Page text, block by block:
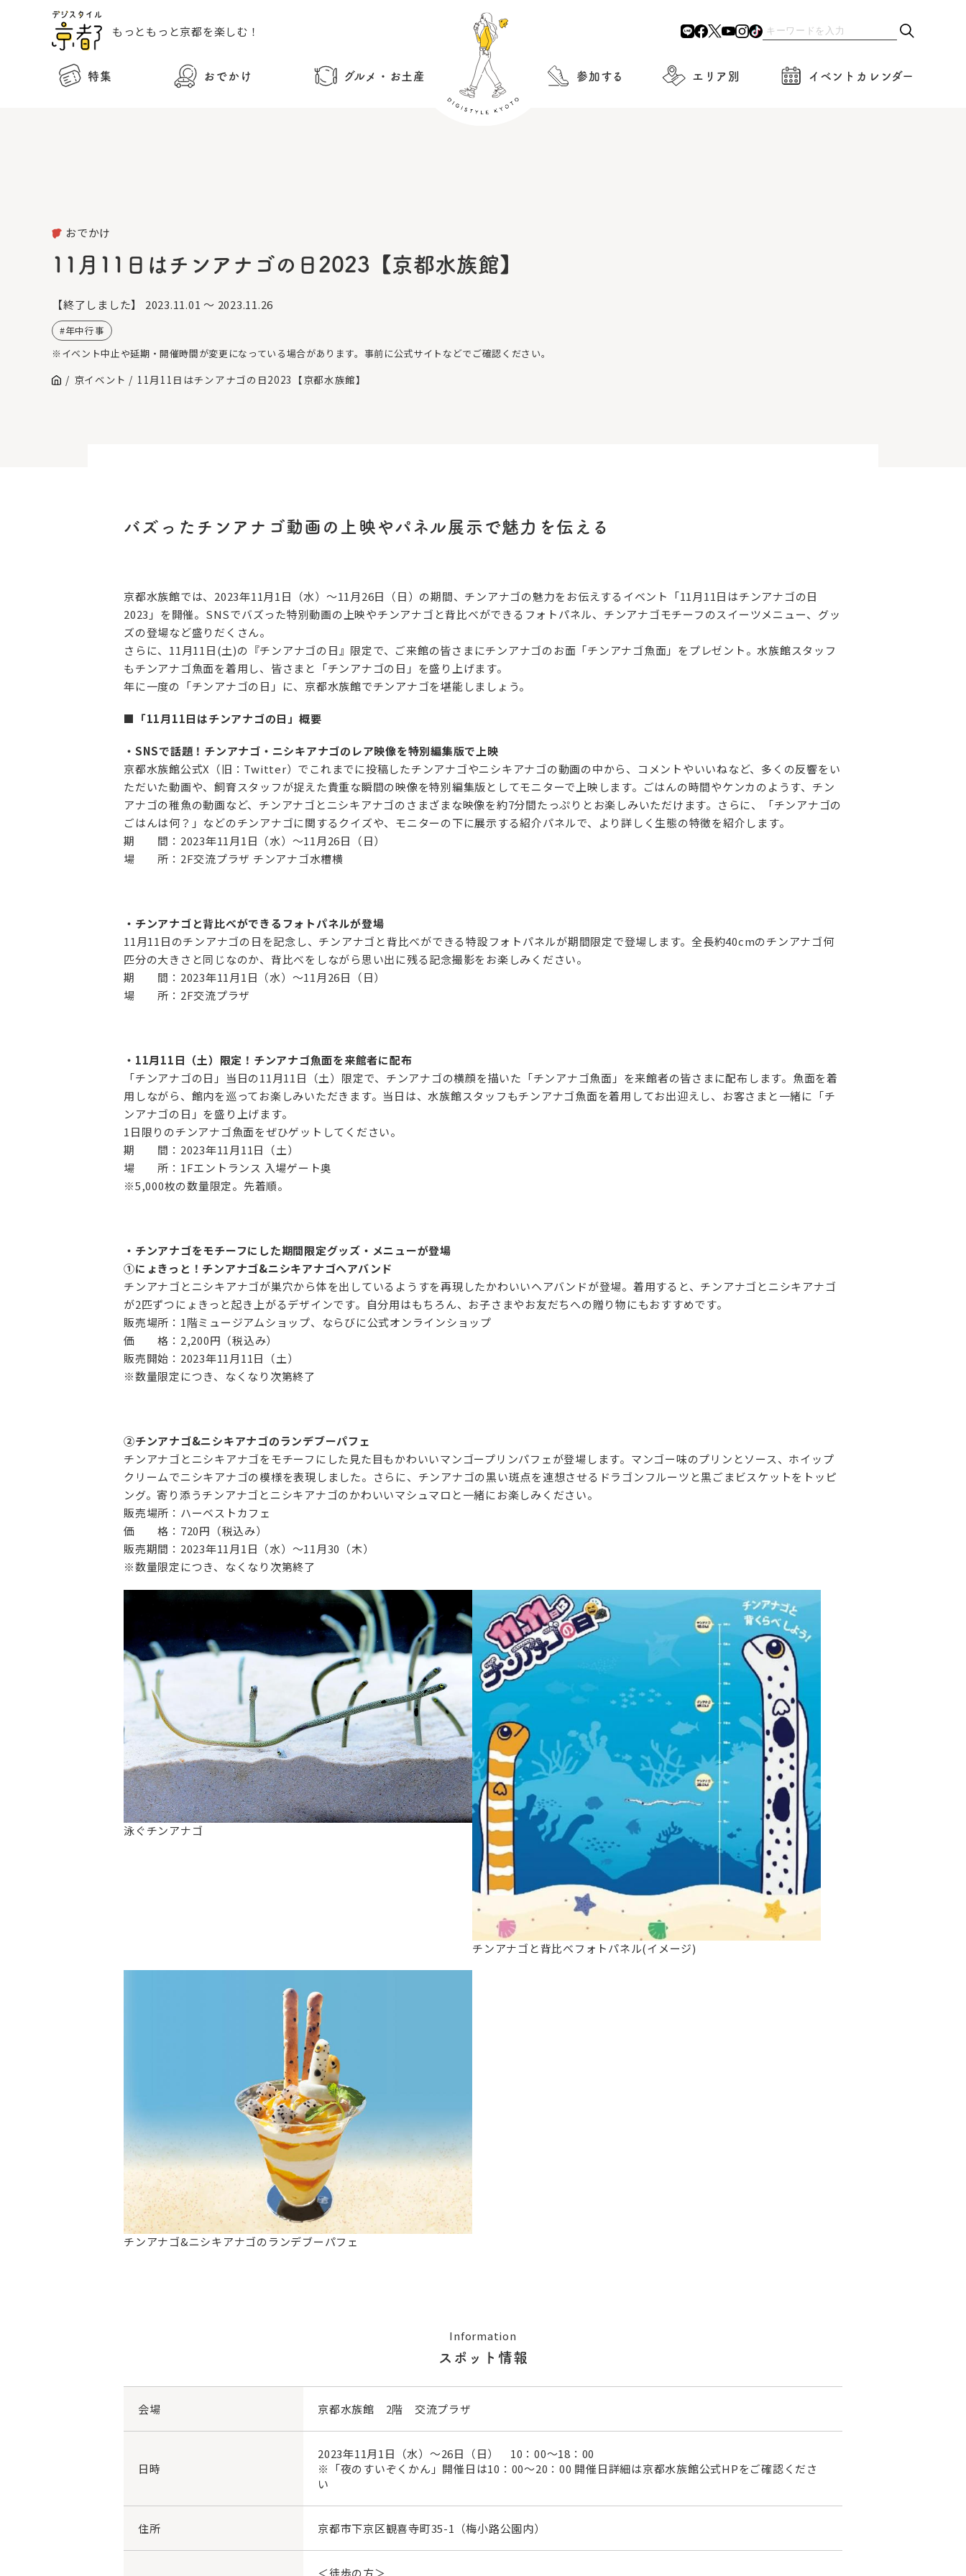
もっともっと京都を楽しむ！
特集 おでかけ グルメ・お土産 参加する エリア別 イベントカレンダー
おでかけ
11月11日はチンアナゴの日2023【京都水族館】
【終了しました】 2023.11.01 ～ 2023.11.26
年中行事
※イベント中止や延期・開催時間が変更になっている場合があります。事前に公式サイトなどでご確認ください。
京イベント 11月11日はチンアナゴの日2023【京都水族館】
バズったチンアナゴ動画の上映やパネル展示で魅力を伝える
京都水族館では、2023年11月1日（水）～11月26日（日）の期間、チンアナゴの魅力をお伝えするイベント「11月11日はチンアナゴの日
2023」を開催。SNSでバズった特別動画の上映やチンアナゴと背比べができるフォトパネル、チンアナゴモチーフのスイーツメニュー、グッ
ズの登場など盛りだくさん。
さらに、11月11日(土)の『チンアナゴの日』限定で、ご来館の皆さまにチンアナゴのお面「チンアナゴ魚面」をプレゼント。水族館スタッフ
もチンアナゴ魚面を着用し、皆さまと「チンアナゴの日」を盛り上げます。‌
年に一度の「チンアナゴの日」に、京都水族館でチンアナゴを堪能しましょう。‌
■「11月11日はチンアナゴの日」概要
・ SNSで話題！チンアナゴ・ニシキアナゴのレア映像を特別編集版で上映
京都水族館公式X（旧：Twitter）でこれまでに投稿したチンアナゴやニシキアナゴの動画の中から、コメントやいいねなど、多くの反響をい
ただいた動画や、飼育スタッフが捉えた貴重な瞬間の映像を特別編集版としてモニターで上映します。ごはんの時間やケンカのようす、チン
アナゴの稚魚の動画など、チンアナゴとニシキアナゴのさまざまな映像を約7分間たっぷりとお楽しみいただけます。さらに、「チンアナゴの
ごはんは何？」などのチンアナゴに関するクイズや、モニターの下に展示する紹介パネルで、より詳しく生態の特徴を紹介します。‌
期 間：2023年11月1日（水）～11月26日（日）‌
場 所：2F交流プラザ チンアナゴ水槽横‌
・チンアナゴと背比べができるフォトパネルが登場
11月11日のチンアナゴの日を記念し、チンアナゴと背比べができる特設フォトパネルが期間限定で登場します。全長約40cmのチンアナゴ何
匹分の大きさと同じなのか、背比べをしながら思い出に残る記念撮影をお楽しみください。‌
期 間：2023年11月1日（水）～11月26日（日）‌
場 所：2F交流プラザ‌
・11月11日（土）限定！チンアナゴ魚面を来館者に配布
「チンアナゴの日」当日の11月11日（土）限定で、チンアナゴの横顔を描いた「チンアナゴ魚面」を来館者の皆さまに配布します。魚面を着
用しながら、館内を巡ってお楽しみいただきます。当日は、水族館スタッフもチンアナゴ魚面を着用してお出迎えし、お客さまと一緒に「チ
ンアナゴの日」を盛り上げます。‌
1日限りのチンアナゴ魚面をぜひゲットしてください。‌
期 間：2023年11月11日（土）‌
場 所：1Fエントランス 入場ゲート奥‌
※5,000枚の数量限定。先着順。
・チンアナゴをモチーフにした期間限定グッズ・メニューが登場
①にょきっと！チンアナゴ&ニシキアナゴヘアバンド
チンアナゴとニシキアナゴが巣穴から体を出しているようすを再現したかわいいヘアバンドが登場。着用すると、チンアナゴとニシキアナゴ
が2匹ずつにょきっと起き上がるデザインです。自分用はもちろん、お子さまやお友だちへの贈り物にもおすすめです。‌
販売場所：1階ミュージアムショップ、ならびに公式オンラインショップ‌
価 格：2,200円（税込み）‌
販売開始：2023年11月11日（土）‌
※数量限定につき、なくなり次第終了‌
②チンアナゴ&ニシキアナゴのランデブーパフェ
チンアナゴとニシキアナゴをモチーフにした見た目もかわいいマンゴープリンパフェが登場します。マンゴー味のプリンとソース、ホイップ
クリームでニシキアナゴの模様を表現しました。さらに、チンアナゴの黒い斑点を連想させるドラゴンフルーツと黒ごまビスケットをトッピ
ング。寄り添うチンアナゴとニシキアナゴのかわいいマシュマロと一緒にお楽しみください。‌
販売場所：ハーベストカフェ‌
価 格：720円（税込み）‌
販売期間：2023年11月1日（水）～11月30（木）‌
※数量限定につき、なくなり次第終了‌
泳ぐチンアナゴ
チンアナゴと背比べフォトパネル(イメージ)
チンアナゴ&ニシキアナゴのランデブーパフェ
Information
スポット情報
会場 京都水族館 2階 交流プラザ
日時
2023年11月1日（水）～26日（日）‌ 10：00～18：00
※「夜のすいぞくかん」開催日は10：00～20：00 開催日詳細は京都水族館公式HPをご確認くださ
い
住所 京都市下京区観喜寺町35-1（梅小路公園内）
＜徒歩の方＞